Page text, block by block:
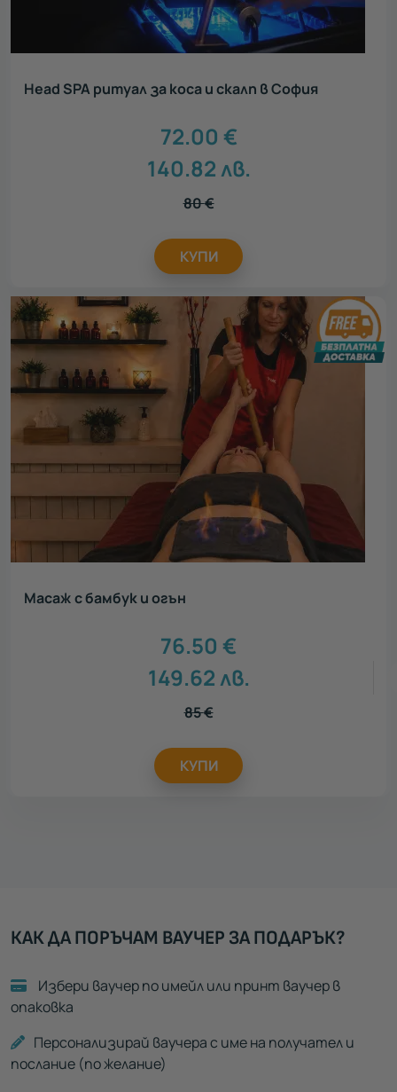
Head SPA ритуал за коса и скалп в София
72.00 €
140.82лв.
80€
КУПИ
Масаж с бамбук и огън
76.50 €
149.62лв.
85€
КУПИ
КАК ДА ПОРЪЧАМ ВАУЧЕР ЗА ПОДАРЪК?
Избери ваучер по имейл или принт ваучер в
опаковка
Персонализирай ваучера с име на получател и
послание (по желание)